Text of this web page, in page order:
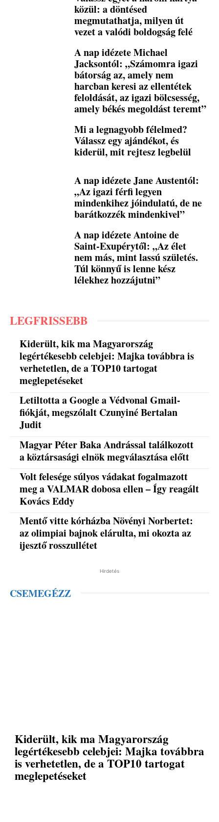
közül: a döntésed
megmutathatja, milyen út
vezet a valódi boldogság felé
A nap idézete Michael
Jacksontól: „Számomra igazi
bátorság az, amely nem
harcban keresi az ellentétek
feloldását, az igazi bölcsesség,
amely békés megoldást teremt”
Mi a legnagyobb félelmed?
Válassz egy ajándékot, és
kiderül, mit rejtesz legbelül
A nap idézete Jane Austentól:
„Az igazi férfi legyen
mindenkihez jóindulatú, de ne
barátkozzék mindenkivel”
A nap idézete Antoine de
Saint-Exupérytől: „Az élet
nem más, mint lassú születés.
Túl könnyű is lenne kész
lélekhez hozzájutni”
LEGFRISSEBB
Kiderült, kik ma Magyarország
legértékesebb celebjei: Majka továbbra is
verhetetlen, de a TOP10 tartogat
meglepetéseket
Letiltotta a Google a Védvonal Gmail-
fiókját, megszólalt Czunyiné Bertalan
Judit
Magyar Péter Baka Andrással találkozott
a köztársasági elnök megválasztása előtt
Volt felesége súlyos vádakat fogalmazott
meg a VALMAR dobosa ellen – Így reagált
Kovács Eddy
Mentő vitte kórházba Növényi Norbertet:
az olimpiai bajnok elárulta, mi okozta az
ijesztő rosszullétet
Hirdetés
CSEMEGÉZZ
Kiderült, kik ma Magyarország
legértékesebb celebjei: Majka továbbra
is verhetetlen, de a TOP10 tartogat
meglepetéseket